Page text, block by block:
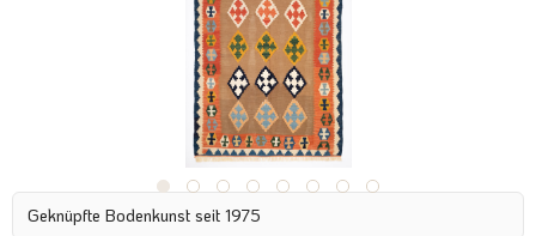
Geknüpfte Bodenkunst seit 1975